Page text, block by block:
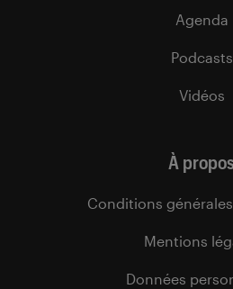
Agenda
Podcasts
Vidéos
À
Conditions
Mentions
Données